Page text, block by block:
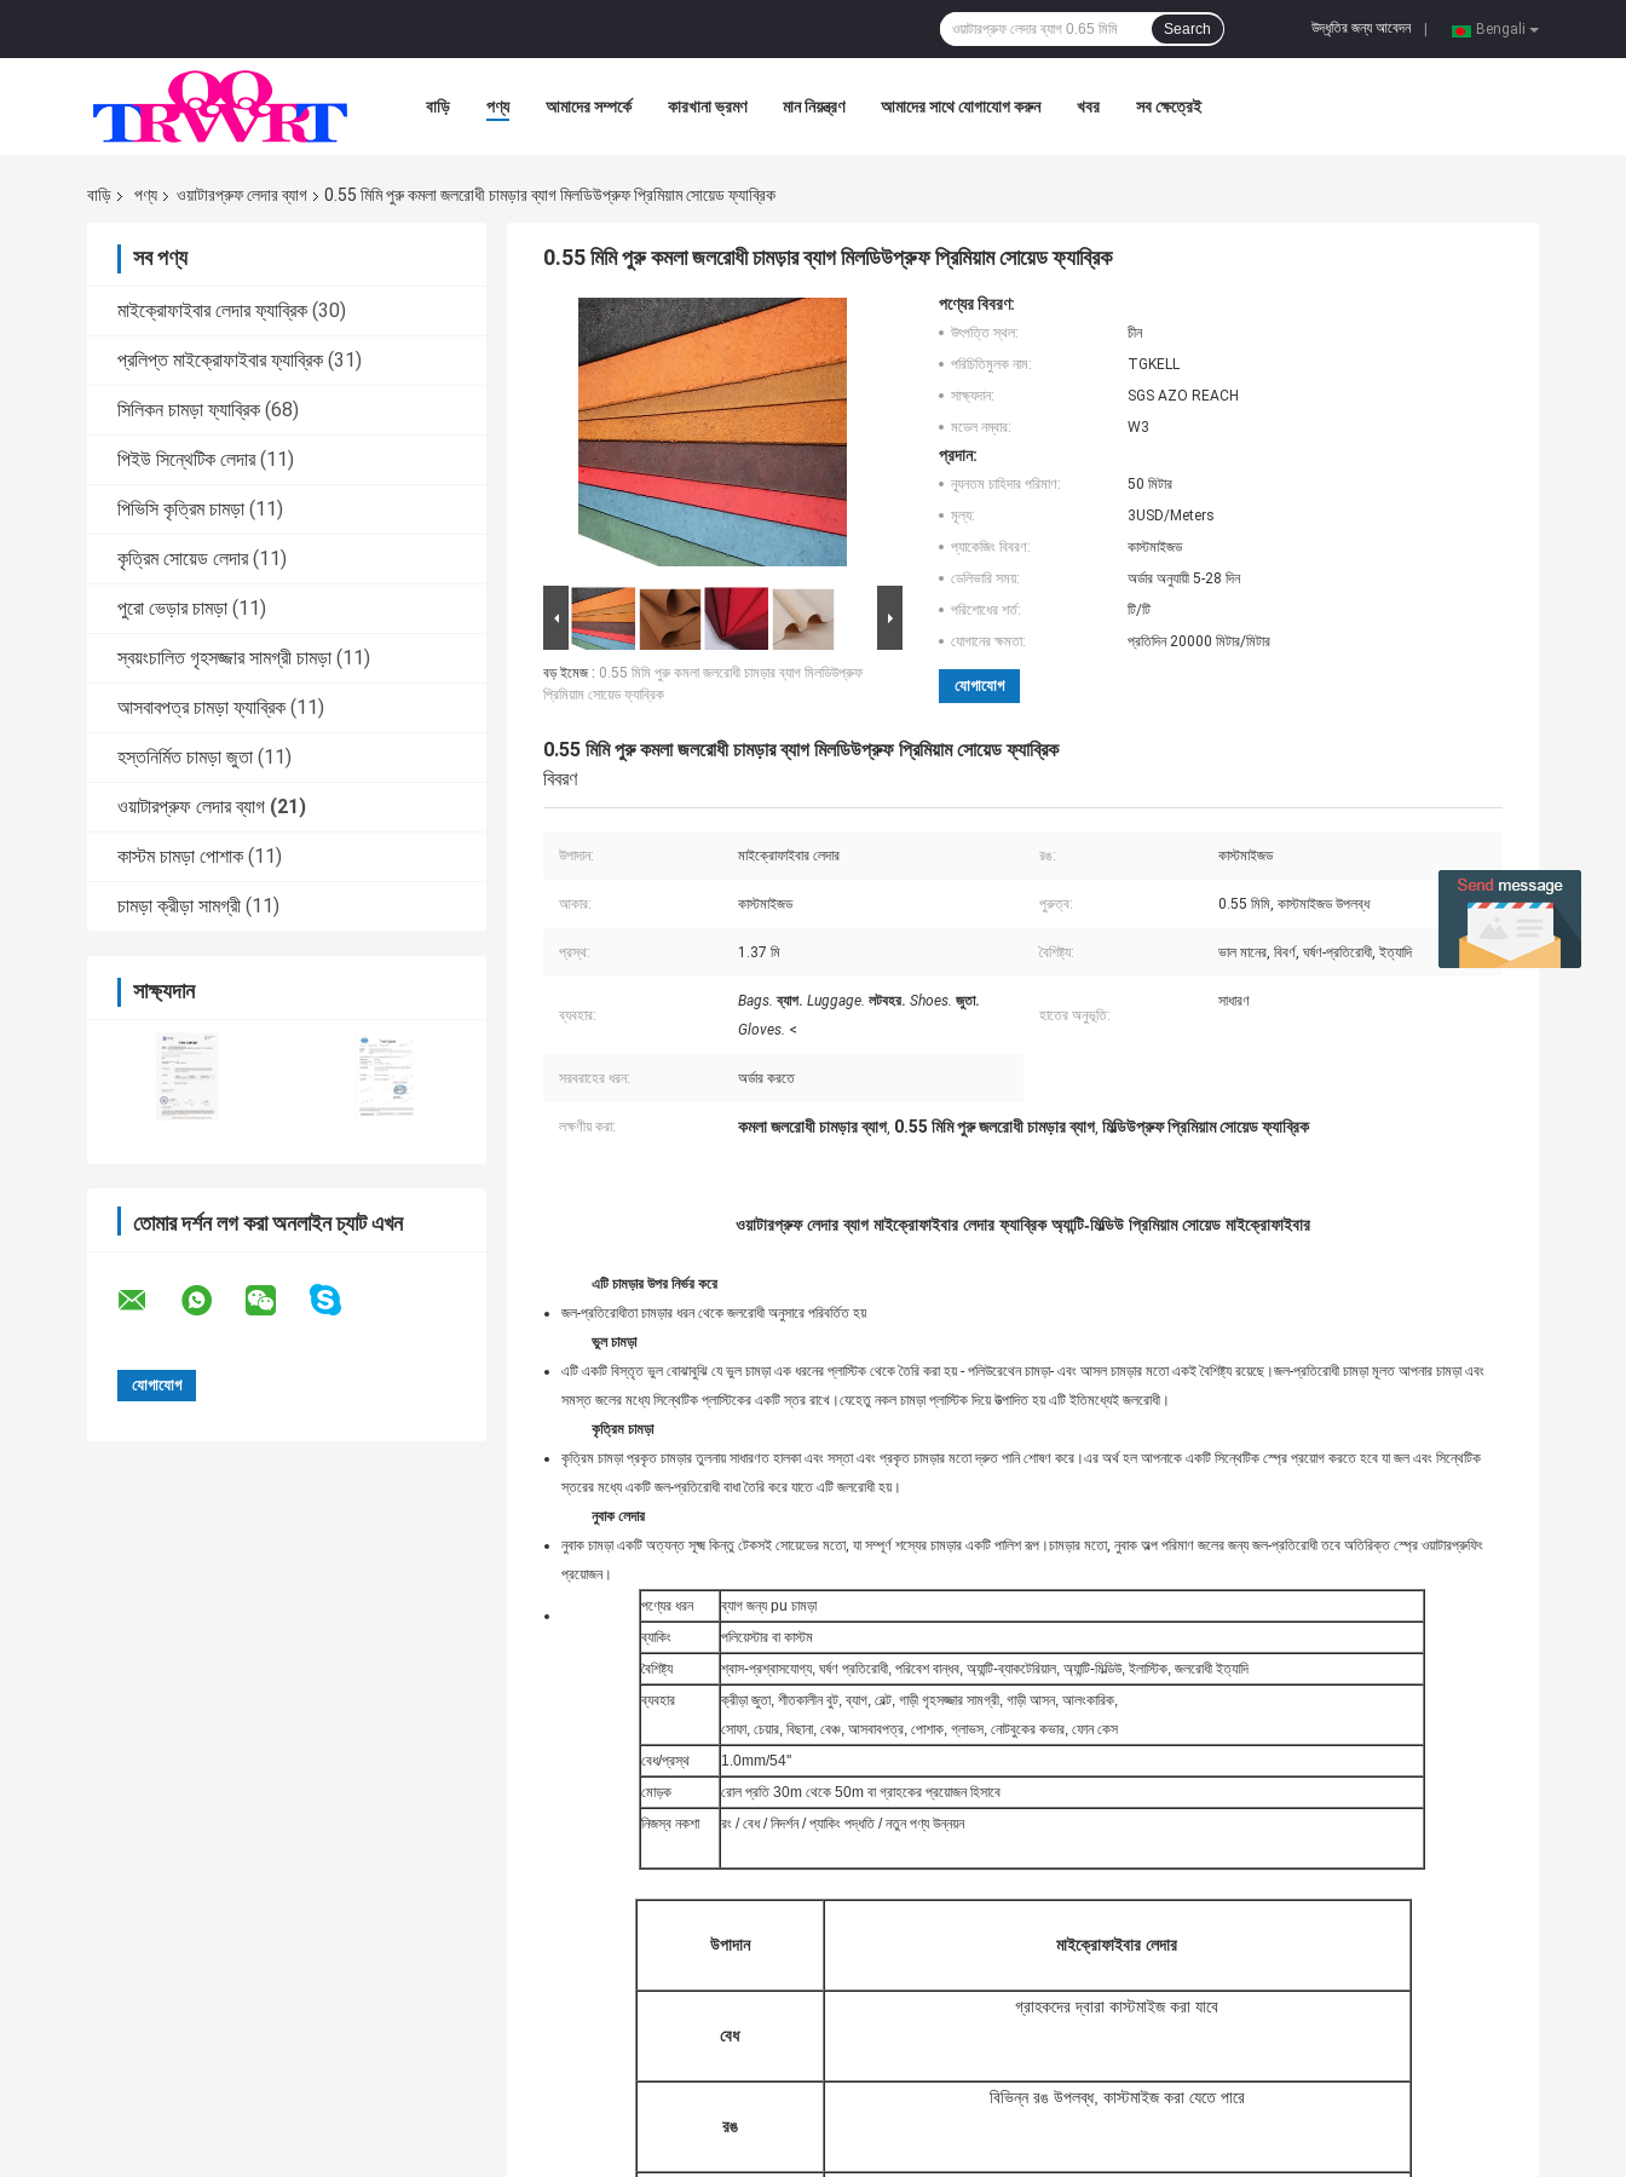
Bengali
উদ্ধৃতির জন্য আবেদন
Search
বাড়ি পণ্য আমাদের সম্পর্কে কারখানা ভ্রমণ মান নিয়ন্ত্রণ আমাদের সাথে যোগাযোগ করুন খবর সব ক্ষেত্রেই
বাড়ি পণ্য ওয়াটারপ্রুফ লেদার ব্যাগ 0.55 মিমি পুরু কমলা জলরোধী চামড়ার ব্যাগ মিলডিউপ্রুফ প্রিমিয়াম সোয়েড ফ্যাব্রিক
সব পণ্য
মাইক্রোফাইবার লেদার ফ্যাব্রিক (30)
প্রলিপ্ত মাইক্রোফাইবার ফ্যাব্রিক (31)
সিলিকন চামড়া ফ্যাব্রিক (68)
পিইউ সিন্থেটিক লেদার (11)
পিভিসি কৃত্রিম চামড়া (11)
কৃত্রিম সোয়েড লেদার (11)
পুরো ভেড়ার চামড়া (11)
স্বয়ংচালিত গৃহসজ্জার সামগ্রী চামড়া (11)
আসবাবপত্র চামড়া ফ্যাব্রিক (11)
হস্তনির্মিত চামড়া জুতা (11)
ওয়াটারপ্রুফ লেদার ব্যাগ (21)
কাস্টম চামড়া পোশাক (11)
চামড়া ক্রীড়া সামগ্রী (11)
সাক্ষ্যদান
তোমার দর্শন লগ করা অনলাইন চ্যাট এখন
0.55 মিমি পুরু কমলা জলরোধী চামড়ার ব্যাগ মিলডিউপ্রুফ প্রিমিয়াম সোয়েড ফ্যাব্রিক
বড় ইমেজ : 0.55 মিমি পুরু কমলা জলরোধী চামড়ার ব্যাগ মিলডিউপ্রুফ
প্রিমিয়াম সোয়েড ফ্যাব্রিক
পণ্যের বিবরণ:
উৎপত্তি স্থল:
চীন
পরিচিতিমুলক নাম:
TGKELL
সাক্ষ্যদান:
SGS AZO REACH
মডেল নম্বার:
W3
প্রদান:
ন্যূনতম চাহিদার পরিমাণ:
50 মিটার
মূল্য:
3USD/Meters
প্যাকেজিং বিবরণ:
কাস্টমাইজড
ডেলিভারি সময়:
অর্ডার অনুযায়ী 5-28 দিন
পরিশোধের শর্ত:
টি/টি
যোগানের ক্ষমতা:
প্রতিদিন 20000 মিটার/মিটার
যোগাযোগ
0.55 মিমি পুরু কমলা জলরোধী চামড়ার ব্যাগ মিলডিউপ্রুফ প্রিমিয়াম সোয়েড ফ্যাব্রিক
বিবরণ
উপাদান: মাইক্রোফাইবার লেদার রঙ: কাস্টমাইজড
আকার: কাস্টমাইজড পুরুত্ব: 0.55 মিমি, কাস্টমাইজড উপলব্ধ
প্রস্থ: 1.37 মি বৈশিষ্ট্য: ভাল মানের, বিবর্ণ, ঘর্ষণ-প্রতিরোধী, ইত্যাদি
ব্যবহার:
Bags. ব্যাগ. Luggage. লটবহর. Shoes. জুতা.
Gloves. <
হাতের অনুভূতি:
সাধারণ
সরবরাহের ধরন: অর্ডার করতে
লক্ষণীয় করা: কমলা জলরোধী চামড়ার ব্যাগ, 0.55 মিমি পুরু জলরোধী চামড়ার ব্যাগ, মিল্ডিউপ্রুফ প্রিমিয়াম সোয়েড ফ্যাব্রিক
ওয়াটারপ্রুফ লেদার ব্যাগ মাইক্রোফাইবার লেদার ফ্যাব্রিক অ্যান্টি-মিল্ডিউ প্রিমিয়াম সোয়েড মাইক্রোফাইবার
এটি চামড়ার উপর নির্ভর করে
জল-প্রতিরোধীতা চামড়ার ধরন থেকে জলরোধী অনুসারে পরিবর্তিত হয়
ভুল চামড়া
এটি একটি বিস্তৃত ভুল বোঝাবুঝি যে ভুল চামড়া এক ধরনের প্লাস্টিক থেকে তৈরি করা হয় - পলিউরেথেন চামড়া- এবং আসল চামড়ার মতো একই বৈশিষ্ট্য রয়েছে।জল-প্রতিরোধী চামড়া মূলত আপনার চামড়া এবং
সমস্ত জলের মধ্যে সিন্থেটিক প্লাস্টিকের একটি স্তর রাখে।যেহেতু নকল চামড়া প্লাস্টিক দিয়ে উত্পাদিত হয় এটি ইতিমধ্যেই জলরোধী।
কৃত্রিম চামড়া
কৃত্রিম চামড়া প্রকৃত চামড়ার তুলনায় সাধারণত হালকা এবং সস্তা এবং প্রকৃত চামড়ার মতো দ্রুত পানি শোষণ করে।এর অর্থ হল আপনাকে একটি সিন্থেটিক স্প্রে প্রয়োগ করতে হবে যা জল এবং সিন্থেটিক
স্তরের মধ্যে একটি জল-প্রতিরোধী বাধা তৈরি করে যাতে এটি জলরোধী হয়।
নুবাক লেদার
নুবাক চামড়া একটি অত্যন্ত সূক্ষ্ম কিন্তু টেকসই সোয়েডের মতো, যা সম্পূর্ণ শস্যের চামড়ার একটি পালিশ রূপ।চামড়ার মতো, নুবাক অল্প পরিমাণ জলের জন্য জল-প্রতিরোধী তবে অতিরিক্ত স্প্রে ওয়াটারপ্রুফিং
প্রয়োজন।
পণ্যের ধরন
ব্যাগ জন্য pu চামড়া
ব্যাকিং
পলিয়েস্টার বা কাস্টম
বৈশিষ্ট্য
শ্বাস-প্রশ্বাসযোগ্য, ঘর্ষণ প্রতিরোধী, পরিবেশ বান্ধব, অ্যান্টি-ব্যাকটেরিয়াল, অ্যান্টি-মিল্ডিউ, ইলাস্টিক, জলরোধী ইত্যাদি
ব্যবহার
ক্রীড়া জুতা, শীতকালীন বুট, ব্যাগ, বেল্ট, গাড়ী গৃহসজ্জার সামগ্রী, গাড়ী আসন, আলংকারিক,
সোফা, চেয়ার, বিছানা, বেঞ্চ, আসবাবপত্র, পোশাক, গ্লাভস, নোটবুকের কভার, ফোন কেস
বেধ/প্রস্থ
1.0mm/54''
মোড়ক
রোল প্রতি 30m থেকে 50m বা গ্রাহকের প্রয়োজন হিসাবে
নিজস্ব নকশা
রং / বেধ / নিদর্শন / প্যাকিং পদ্ধতি / নতুন পণ্য উন্নয়ন
উপাদান মাইক্রোফাইবার লেদার
বেধ
গ্রাহকদের দ্বারা কাস্টমাইজ করা যাবে
রঙ
বিভিন্ন রঙ উপলব্ধ, কাস্টমাইজ করা যেতে পারে